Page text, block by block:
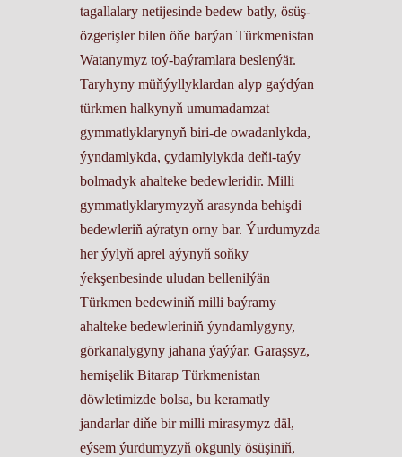
tagallalary netijesinde bedew batly, ösüş-
özgerişler bilen öňe barýan Türkmenistan
Watanymyz toý-baýramlara beslenýär.
Taryhyny müňýyllyklardan alyp gaýdýan
türkmen halkynyň umumadamzat
gymmatlyklarynyň biri-de owadanlykda,
ýyndamlykda, çydamlylykda deňi-taýy
bolmadyk ahalteke bedewleridir. Milli
gymmatlyklarymyzyň arasynda behişdi
bedewleriň aýratyn orny bar. Ýurdumyzda
her ýylyň aprel aýynyň soňky
ýekşenbesinde uludan bellenilýän
Türkmen bedewiniň milli baýramy
ahalteke bedewleriniň ýyndamlygyny,
görkanalygyny jahana ýaýýar. Garaşsyz,
hemişelik Bitarap Türkmenistan
döwletimizde bolsa, bu keramatly
jandarlar diňe bir milli mirasymyz däl,
eýsem ýurdumyzyň okgunly ösüşiniň,